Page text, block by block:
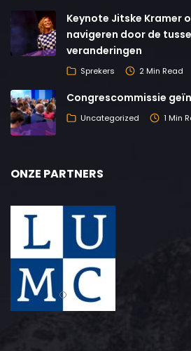
Keynote Jitske Kramer
navigeren door de
veranderingen
Sprekers 2 Min Read
Congrescommissie
Uncategorized 1 Min
ONZE PARTNERS